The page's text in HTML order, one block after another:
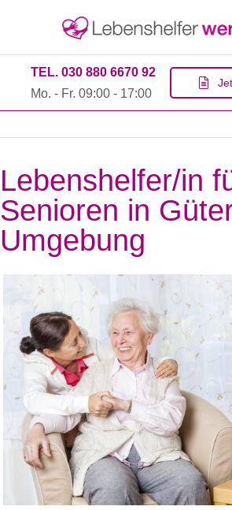
TEL. 030 880 6670 92
Mo. - Fr. 09:00 - 17:00
Lebenshelfer/in
Senioren in
Umgebung